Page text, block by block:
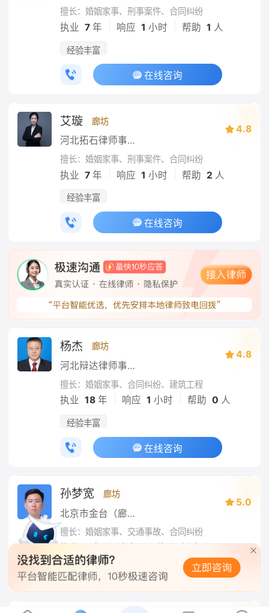
擅长：婚姻家事、刑事案件、合同纠纷
执业 7 年 响应 1 小时 帮助 1 人
经验丰富
在线咨询
艾璇 廊坊
河北拓石律师事务所
4.8
擅长：婚姻家事、刑事案件、合同纠纷
执业 7 年 响应 1 小时 帮助 2 人
经验丰富
在线咨询
杨杰 廊坊
河北辩达律师事务所
4.8
擅长：婚姻家事、合同纠纷、建筑工程
执业 18 年 响应 1 小时 帮助 0 人
经验丰富
在线咨询
孙梦宽 廊坊
北京市金台（廊坊）律师事务所
5.0
擅长：婚姻家事、交通事故、合同纠纷
| |
在线咨询